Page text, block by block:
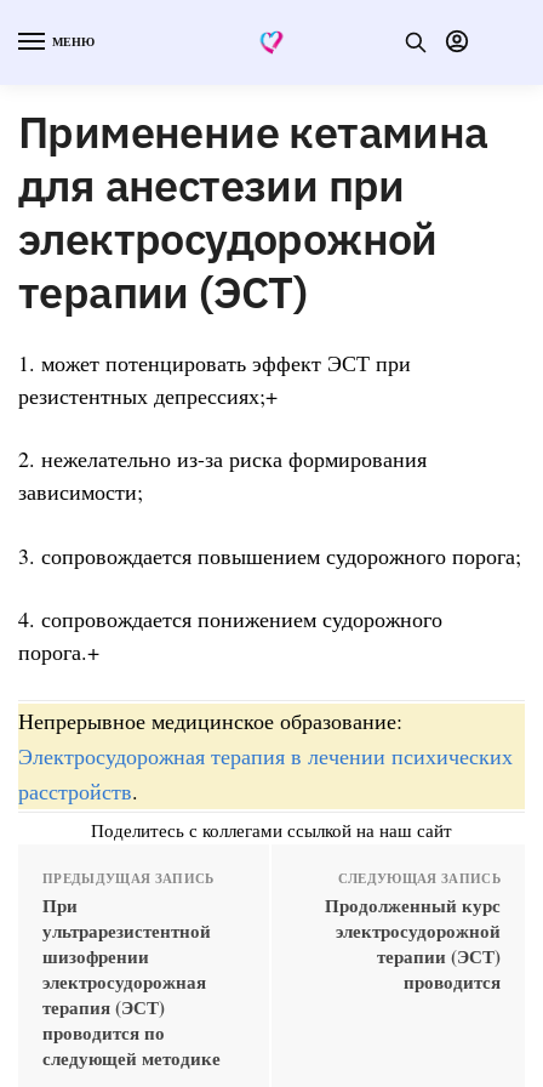
МЕНЮ
Применение кетамина
для анестезии при
электросудорожной
терапии (ЭСТ)
1. может потенцировать эффект ЭСТ при
резистентных депрессиях;+
2. нежелательно из-за риска формирования
зависимости;
3. сопровождается повышением судорожного порога;
4. сопровождается понижением судорожного
порога.+
Непрерывное медицинское образование:
Электросудорожная терапия в лечении психических
расстройств.
Поделитесь с коллегами ссылкой на наш сайт
ПРЕДЫДУЩАЯ ЗАПИСЬ
При
ультрарезистентной
шизофрении
электросудорожная
терапия (ЭСТ)
проводится по
следующей методике
СЛЕДУЮЩАЯ ЗАПИСЬ
Продолженный курс
электросудорожной
терапии (ЭСТ)
проводится